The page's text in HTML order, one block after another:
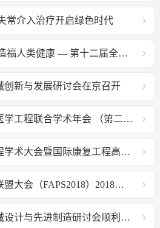
常介入治疗开启绿色时代
发展生物力学 造福人类健康 — 第十二届全国生物力学学术会议在西安召开
创新与发展研讨会在京召开
2018中国生物医学工程联合学术年会 （第二轮通知）
2018年康复工程学术大会暨国际康复工程高峰论坛 （第三轮通知）
亚洲体外循环联盟大会（FAPS2018）2018全国体外循环学术年会会议通知
植介入医疗器械设计与先进制造研讨会顺利召开